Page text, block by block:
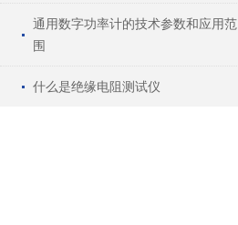
通用数字功率计的技术参数和应用范
围
什么是绝缘电阻测试仪